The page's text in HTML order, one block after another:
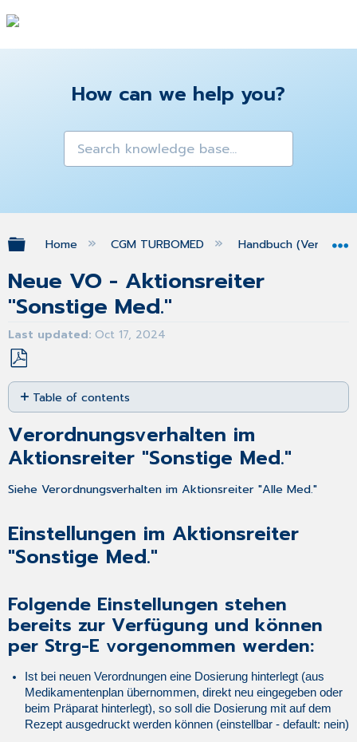
How can we help you?
Expand/collapse global hierarchy
Home CGM TURBOMED Handbuch (Version
Neue VO - Aktionsreiter
"Sonstige Med."
Last updated Oct 17, 2024
Save
as
PDF
Table of contents
im
Aktionsreiter
"Sonstige
Med."
Aktionsreiter
"Sonstige
Med."
Einstellungen
stehen
bereits
zur
Verfügung
und
können
per
Strg-
Verordnungsverhalten im
Aktionsreiter "Sonstige Med."
Siehe Verordnungsverhalten im Aktionsreiter "Alle Med."
Einstellungen im Aktionsreiter
"Sonstige Med."
Folgende Einstellungen stehen
bereits zur Verfügung und können
per Strg-E vorgenommen werden:
Ist bei neuen Verordnungen eine Dosierung hinterlegt (aus
Medikamentenplan übernommen, direkt neu eingegeben oder
beim Präparat hinterlegt), so soll die Dosierung mit auf dem
Rezept ausgedruckt werden können (einstellbar - default: nein)